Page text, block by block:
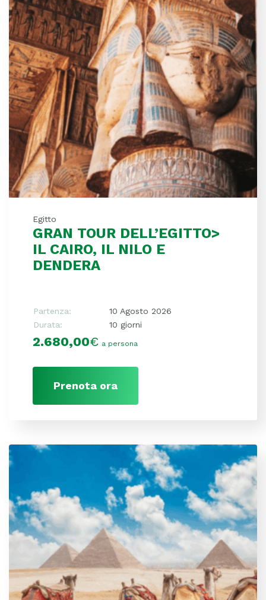
Egitto
GRAN TOUR DELL’EGITTO>
IL CAIRO, IL NILO E
DENDERA
Partenza:
10 Agosto 2026
Durata:
10 giorni
2.680,00€ a persona
Prenota ora